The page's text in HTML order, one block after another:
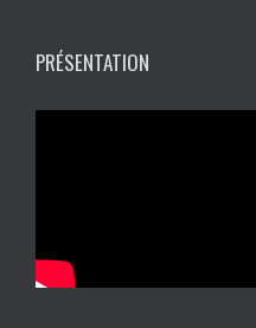
PRÉSENTATION